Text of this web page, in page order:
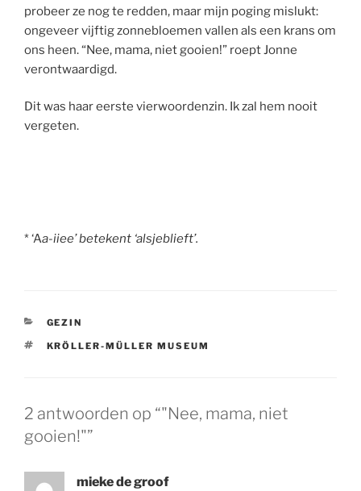
probeer ze nog te redden, maar mijn poging mislukt:
ongeveer vijftig zonnebloemen vallen als een krans om
ons heen. “Nee, mama, niet gooien!” roept Jonne
verontwaardigd.
Dit was haar eerste vierwoordenzin. Ik zal hem nooit
vergeten.
* ‘Aa-iiee’ betekent ‘alsjeblieft’.
CATEGORIEËN
GEZIN
TAGS
KRÖLLER-MÜLLER MUSEUM
2 antwoorden op “"Nee, mama, niet
gooien!"”
mieke de groof